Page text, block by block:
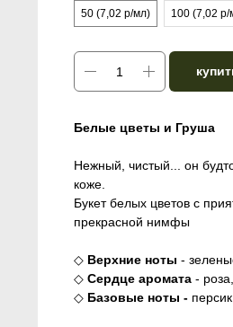
50 (7,02 р/мл)
100 (7,02 р/
Белые цветы и Груша
Нежный, чистый... он
коже.
Букет белых цветов с
прекрасной нимфы
◇ Верхние ноты -
◇ Сердце аромата -
◇ Базовые ноты -